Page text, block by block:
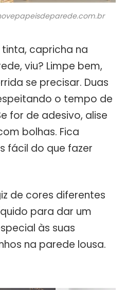
capricha na
viu? Limpe bem,
se precisar. Duas
o tempo de
for de adesivo, alise
bolhas. Fica
fácil do que fazer
de cores diferentes
para dar um
às suas
na parede lousa.